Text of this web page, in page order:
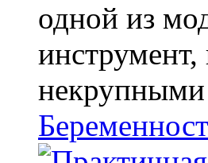
одной из
инструмент,
некрупными